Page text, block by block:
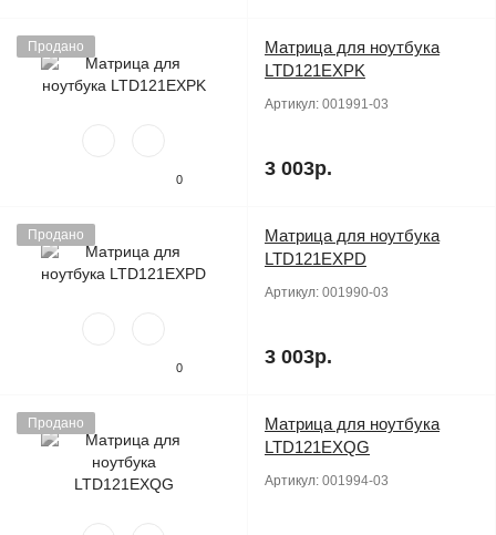
Продано
0
Матрица для ноутбука
LTD121EXPK
Артикул: 001991-03
3 003р.
Продано
0
Матрица для ноутбука
LTD121EXPD
Артикул: 001990-03
3 003р.
Продано
Матрица для ноутбука
LTD121EXQG
Артикул: 001994-03